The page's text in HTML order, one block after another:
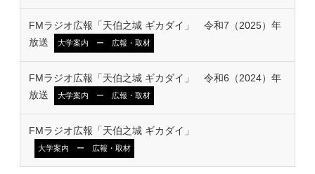
FMラジオ広報「天伯之城 ギカダイ」 令和7（2025）年
放送
大学案内 ー 広報・取材
FMラジオ広報「天伯之城 ギカダイ」 令和6（2024）年
放送
大学案内 ー 広報・取材
FMラジオ広報「天伯之城 ギカダイ」
大学案内 ー 広報・取材